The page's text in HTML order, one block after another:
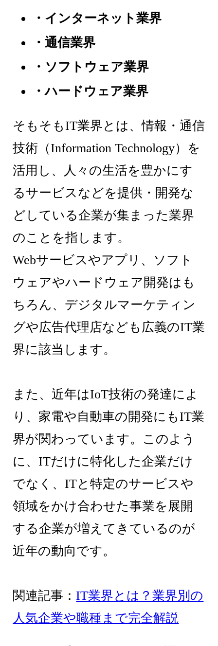
・インターネット業界
・通信業界
・ソフトウェア業界
・ハードウェア業界
そもそもIT業界とは、情報・通信
技術（Information Technology）を
活用し、人々の生活を豊かにす
るサービスなどを提供・開発な
どしている企業が集まった業界
のことを指します。
Webサービスやアプリ、ソフト
ウェアやハードウェア開発はも
ちろん、デジタルマーケティン
グや広告代理店なども広義のIT業
界に該当します。
また、近年はIoT技術の発達によ
り、家電や自動車の開発にもIT業
界が関わっています。このよう
に、ITだけに特化した企業だけ
でなく、ITと特定のサービスや
領域をかけ合わせた事業を展開
する企業が増えてきているのが
近年の動向です。
関連記事： IT業界とは？業界別の
人気企業や職種まで完全解説